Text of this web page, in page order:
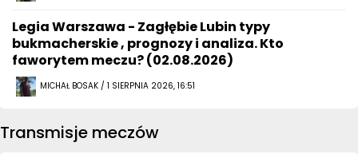
Legia Warszawa - Zagłębie Lubin typy
bukmacherskie , prognozy i analiza. Kto
faworytem meczu? (02.08.2026)
MICHAŁ BOSAK / 1 SIERPNIA 2026, 16:51
Transmisje meczów